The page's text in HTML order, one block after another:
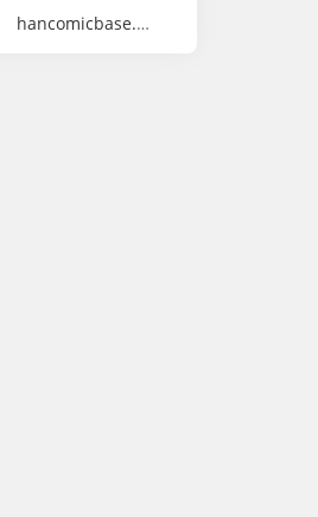
hancomicbase.github.io